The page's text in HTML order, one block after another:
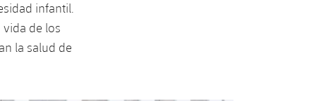
infantil.
de los
la salud de